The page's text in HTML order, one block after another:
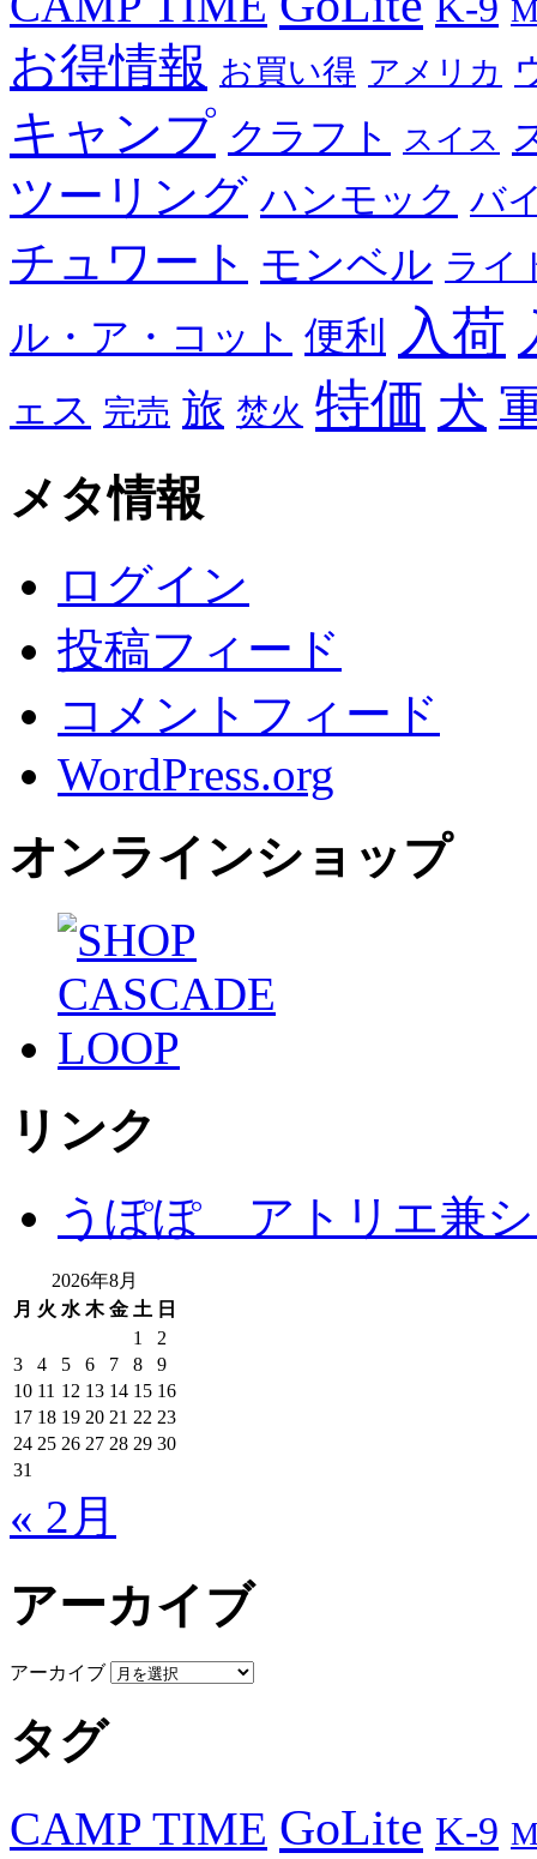
お得情報 お買い得 アメリカ
キャンプ クラフト スイス
ツーリング ハンモック バ
チュワート モンベル ライ
ル・ア・コット 便利 入荷
ェス 完売 旅 焚火 特価 犬
メタ情報
ログイン
投稿フィード
コメントフィード
WordPress.org
オンラインショップ
リンク
うぽぽ アトリエ兼
2026年8月
月 火 水 木 金 土 日
1
2
3
4 5 6 7 8
9
10 11 12 13 14 15 16
17 18 19 20 21 22 23
24 25 26 27 28 29 30
31
« 2月
アーカイブ
アーカイブ
タグ
CAMP TIME GoLite K-9